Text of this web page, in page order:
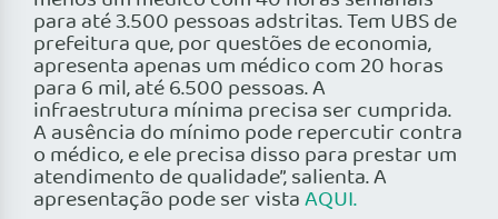
para até 3.500 pessoas adstritas. Tem UBS de
prefeitura que, por questões de economia,
apresenta apenas um médico com 20 horas
para 6 mil, até 6.500 pessoas. A
infraestrutura mínima precisa ser cumprida.
A ausência do mínimo pode repercutir contra
o médico, e ele precisa disso para prestar um
atendimento de qualidade”, salienta. A
apresentação pode ser vistaAQUI.